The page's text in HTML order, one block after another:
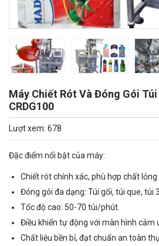
Máy Chiết Rót Và Đóng Gói
CRDG100
Lượt xem: 678
Đặc điểm nổi bật của máy:
Chiết rót chính xác, phù hợp chất lỏng
Đóng gói đa dạng: Túi gối, túi que, túi
Tốc độ cao: 50-70 túi/phút.
Điều khiển tự động với màn hình cảm
Chất liệu bền bỉ, đạt chuẩn an toàn